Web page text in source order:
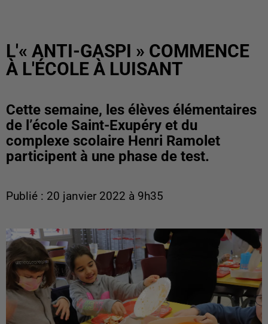
L'« ANTI-GASPI » COMMENCE
À L'ÉCOLE À LUISANT
Cette semaine, les élèves élémentaires
de l’école Saint-Exupéry et du
complexe scolaire Henri Ramolet
participent à une phase de test.
Publié : 20 janvier 2022 à 9h35